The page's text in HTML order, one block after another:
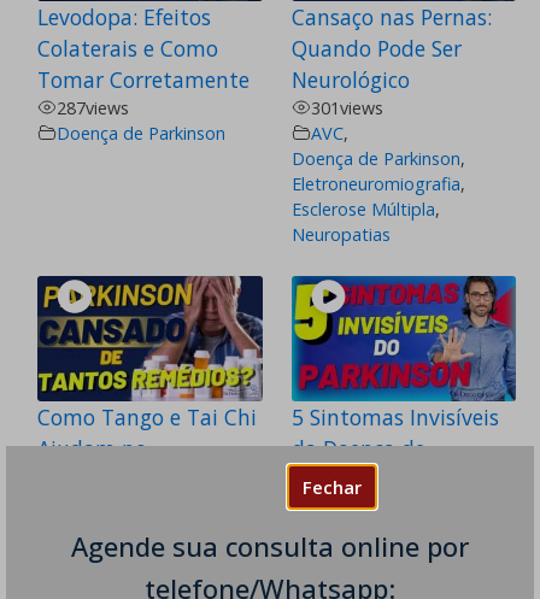
Fechar
Agende sua consulta online por
telefone/Whatsapp:
Levodopa: Efeitos
Colaterais e Como
Tomar Corretamente
287views
Doença de Parkinson
Cansaço nas Pernas:
Quando Pode Ser
Neurológico
301views
AVC,
Doença de Parkinson,
Eletroneuromiografia,
Esclerose Múltipla,
Neuropatias
Como Tango e Tai Chi
Ajudam no
216 views
Doença de Parkinson
5 Sintomas Invisíveis
da Doença de
Parkinson
291views
Doença de Parkinson